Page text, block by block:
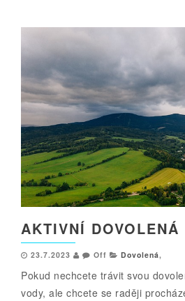
AKTIVNÍ DOVOLENÁ
23.7.2023 Off Dovolená,
Pokud nechcete trávit svou
vody, ale chcete se raději